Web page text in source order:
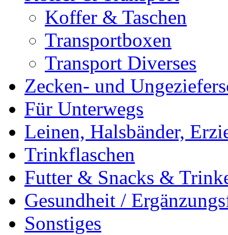
Koffer & Taschen
Transportboxen
Transport Diverses
Zecken- und
Für Unterwegs
Leinen, Halsbänder,
Trinkflaschen
Futter & Snacks &
Gesundheit /
Sonstiges